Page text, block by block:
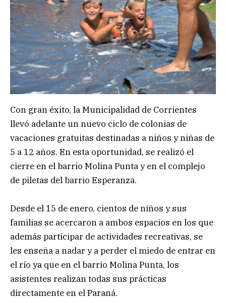
Con gran éxito, la Municipalidad de Corrientes
llevó adelante un nuevo ciclo de colonias de
vacaciones gratuitas destinadas a niños y niñas de
5 a 12 años. En esta oportunidad, se realizó el
cierre en el barrio Molina Punta y en el complejo
de piletas del barrio Esperanza.
Desde el 15 de enero, cientos de niños y sus
familias se acercaron a ambos espacios en los que
además participar de actividades recreativas, se
les enseña a nadar y a perder el miedo de entrar en
el río ya que en el barrio Molina Punta, los
asistentes realizan todas sus prácticas
directamente en el Paraná.